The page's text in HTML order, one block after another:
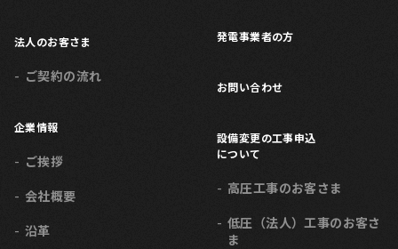
法人のお客さま
ご契約の流れ
企業情報
ご挨拶
会社概要
沿革
発電事業者の方
お問い合わせ
設備変更の工事申込
について
高圧工事のお客さま
低圧（法人）工事のお客さ
ま